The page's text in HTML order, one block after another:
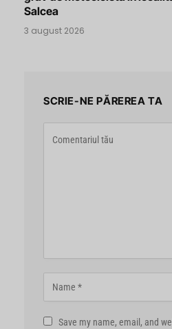
Salcea
3 august 2026
SCRIE-NE PĂREREA TA
Save my name, email, and